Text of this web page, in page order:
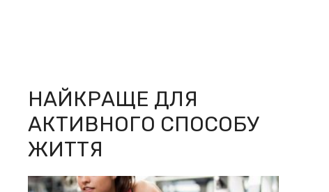
НАЙКРАЩЕ ДЛЯ
АКТИВНОГО СПОСОБУ
ЖИТТЯ